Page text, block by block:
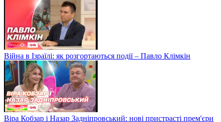
Війна в Ізраїлі: як розгортаються події – Павло Клімкін
Віра Кобзар і Назар Задніпровський: нові пристрасті прем'єри